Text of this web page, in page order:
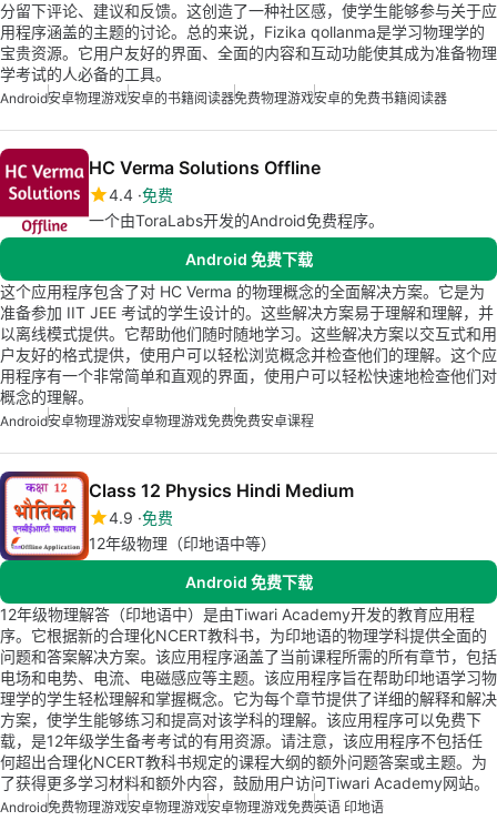
分留下评论、建议和反馈。这创造了一种社区感，使学生能够参与关于应
用程序涵盖的主题的讨论。总的来说，Fizika qollanma是学习物理学的
宝贵资源。它用户友好的界面、全面的内容和互动功能使其成为准备物理
学考试的人必备的工具。
Android安卓物理游戏安卓的书籍阅读器免费物理游戏安卓的免费书籍阅读器
HC Verma Solutions Offline
4.4 免费
一个由ToraLabs开发的Android免费程序。
Android 免费下载
这个应用程序包含了对 HC Verma 的物理概念的全面解决方案。它是为
准备参加 IIT JEE 考试的学生设计的。这些解决方案易于理解和理解，并
以离线模式提供。它帮助他们随时随地学习。这些解决方案以交互式和用
户友好的格式提供，使用户可以轻松浏览概念并检查他们的理解。这个应
用程序有一个非常简单和直观的界面，使用户可以轻松快速地检查他们对
概念的理解。
Android安卓物理游戏安卓物理游戏免费免费安卓课程
Class 12 Physics Hindi Medium
4.9 免费
12年级物理（印地语中等）
Android 免费下载
12年级物理解答（印地语中）是由Tiwari Academy开发的教育应用程
序。它根据新的合理化NCERT教科书，为印地语的物理学科提供全面的
问题和答案解决方案。该应用程序涵盖了当前课程所需的所有章节，包括
电场和电势、电流、电磁感应等主题。该应用程序旨在帮助印地语学习物
理学的学生轻松理解和掌握概念。它为每个章节提供了详细的解释和解决
方案，使学生能够练习和提高对该学科的理解。该应用程序可以免费下
载，是12年级学生备考考试的有用资源。请注意，该应用程序不包括任
何超出合理化NCERT教科书规定的课程大纲的额外问题答案或主题。为
了获得更多学习材料和额外内容，鼓励用户访问Tiwari Academy网站。
Android免费物理游戏安卓物理游戏安卓物理游戏免费英语 印地语